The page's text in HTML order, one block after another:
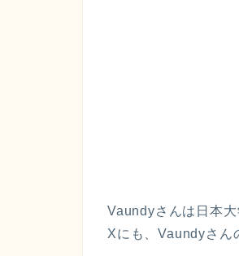
Vaundyさんは日本大
Xにも、Vaundyさん